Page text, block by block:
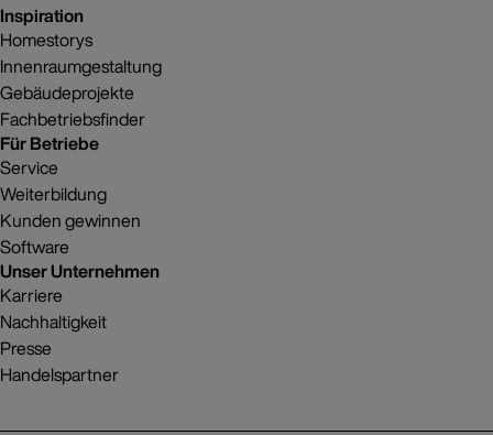
Inspiration
Homestorys
Innenraumgestaltung
Gebäudeprojekte
Fachbetriebsfinder
Für Betriebe
Service
Weiterbildung
Kunden gewinnen
Software
Unser Unternehmen
Karriere
Nachhaltigkeit
Presse
Handelspartner